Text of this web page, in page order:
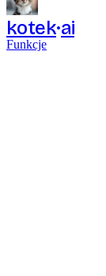
kotek ai
Funkcje